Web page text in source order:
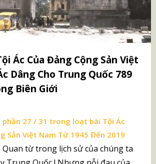
Ác Của Đảng Cộng Sản Việt
Dâng Cho Trung Quốc 789
Biên Giới
phần 27 / 31 trong loạt bài Tội Ác
Sản Việt Nam Từ 1945 Đến 2019
Quan từ trong lịch sử của chúng ta